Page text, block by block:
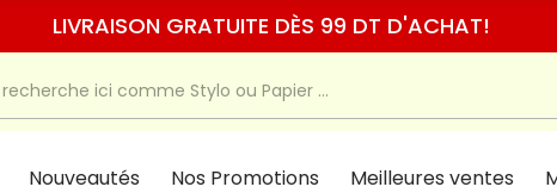
LIVRAISON GRATUITE DÈS 99 DT D'ACHAT!
Nouveautés Nos Promotions Meilleures ventes